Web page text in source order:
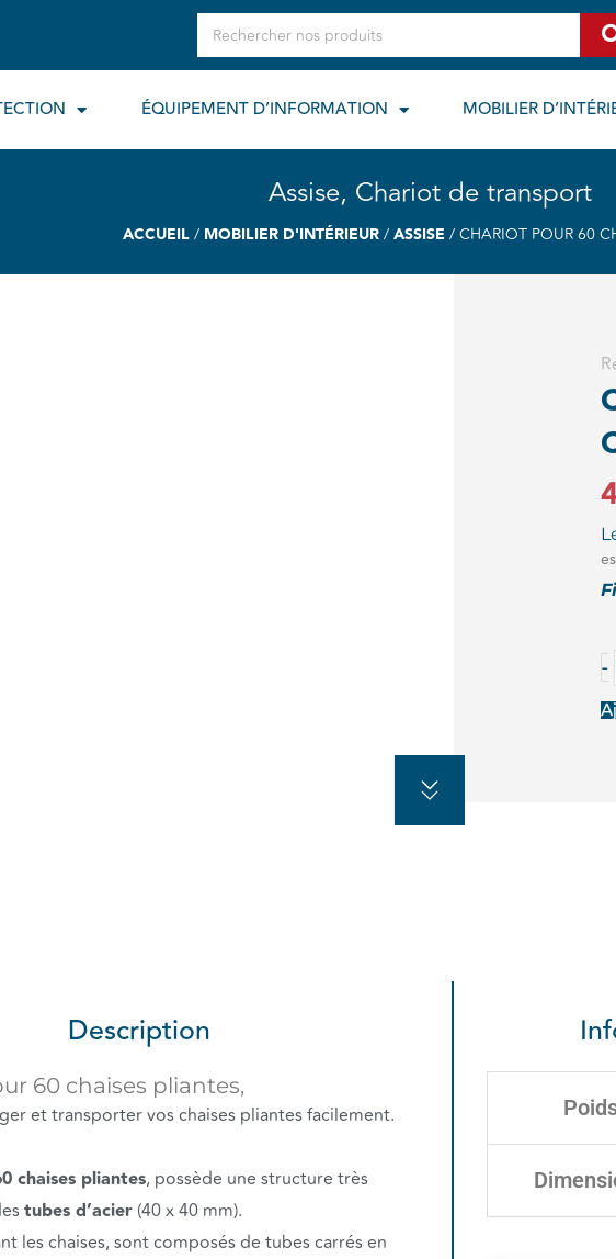
Rechercher
ÉQUIPEMENT D’INFORMATION MOBILIER
Assise, Chariot de transport
ACCUEIL/ MOBILIER D'INTÉRIEUR/ASSISE / CHARIOT POUR 60
-
Description
60 chaises pliantes,
et transporter vos chaises pliantes facilement.
chaises pliantes, possède une structure très
tubes d’acier (40 x 40 mm).
les chaises, sont composés de tubes carrés en